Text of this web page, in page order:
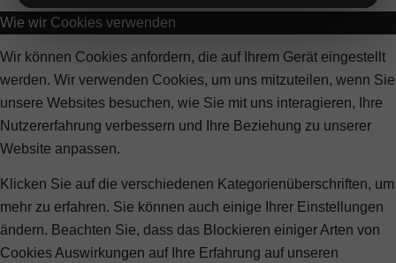
Wie wir Cookies verwenden
Wir können Cookies anfordern, die auf Ihrem Gerät eingestellt
werden. Wir verwenden Cookies, um uns mitzuteilen, wenn Sie
unsere Websites besuchen, wie Sie mit uns interagieren, Ihre
Nutzererfahrung verbessern und Ihre Beziehung zu unserer
Website anpassen.
Klicken Sie auf die verschiedenen Kategorienüberschriften, um
mehr zu erfahren. Sie können auch einige Ihrer Einstellungen
ändern. Beachten Sie, dass das Blockieren einiger Arten von
Cookies Auswirkungen auf Ihre Erfahrung auf unseren